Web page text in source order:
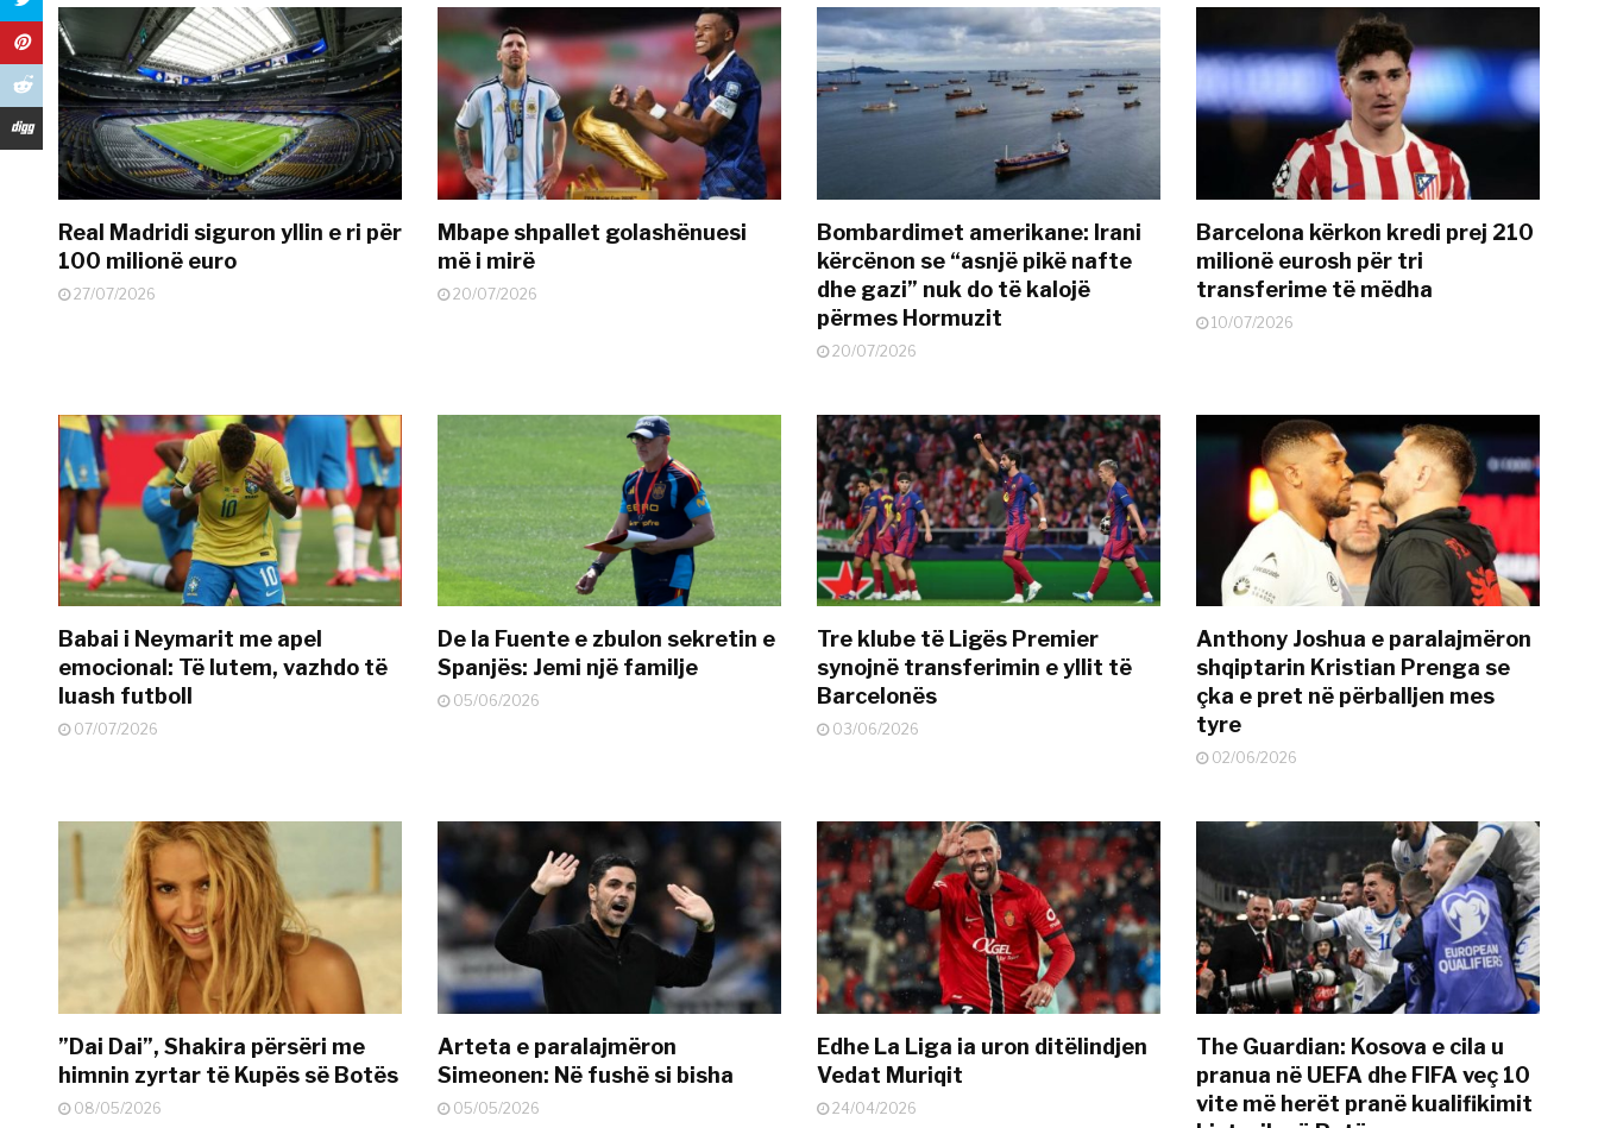
Real Madridi siguron yllin e ri për
100 milionë euro
27/07/2026
Mbape shpallet golashënuesi
më i mirë
20/07/2026
Bombardimet amerikane: Irani
kërcënon se “asnjë pikë nafte
dhe gazi” nuk do të kalojë
përmes Hormuzit
20/07/2026
Barcelona kërkon kredi prej 210
milionë eurosh për tri
transferime të mëdha
10/07/2026
Babai i Neymarit me apel
emocional: Të lutem, vazhdo të
luash futboll
07/07/2026
De la Fuente e zbulon sekretin e
Spanjës: Jemi një familje
05/06/2026
Tre klube të Ligës Premier
synojnë transferimin e yllit të
Barcelonës
03/06/2026
Anthony Joshua e paralajmëron
shqiptarin Kristian Prenga se
çka e pret në përballjen mes
tyre
02/06/2026
”Dai Dai”, Shakira përsëri me
himnin zyrtar të Kupës së Botës
08/05/2026
Arteta e paralajmëron
Simeonen: Në fushë si bisha
05/05/2026
Edhe La Liga ia uron ditëlindjen
Vedat Muriqit
24/04/2026
The Guardian: Kosova e cila u
pranua në UEFA dhe FIFA veç 10
vite më herët pranë kualifikimit